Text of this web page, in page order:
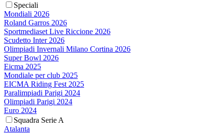
Speciali
Mondiali 2026
Roland Garros 2026
Sportmediaset Live Riccione 2026
Scudetto Inter 2026
Olimpiadi Invernali Milano Cortina 2026
Super Bowl 2026
Eicma 2025
Mondiale per club 2025
EICMA Riding Fest 2025
Paralimpiadi Parigi 2024
Olimpiadi Parigi 2024
Euro 2024
Squadra Serie A
Atalanta